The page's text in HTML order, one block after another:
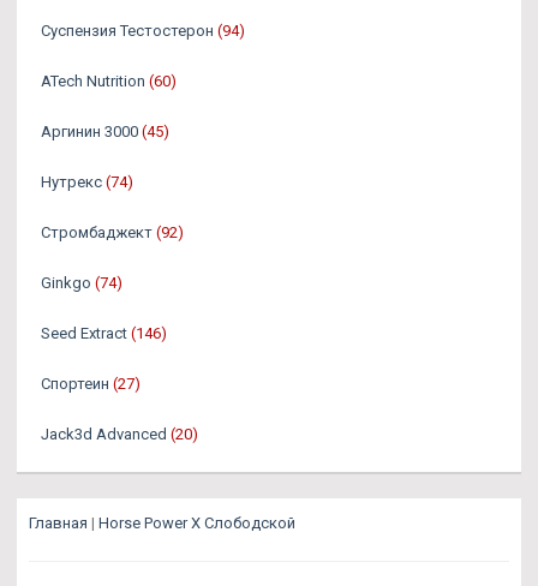
Суспензия Тестостерон (94)
ATech Nutrition (60)
Аргинин 3000 (45)
Нутрекс (74)
Стромбаджект (92)
Ginkgo (74)
Seed Extract (146)
Спортеин (27)
Jack3d Advanced (20)
Главная | Horse Power X Слободской